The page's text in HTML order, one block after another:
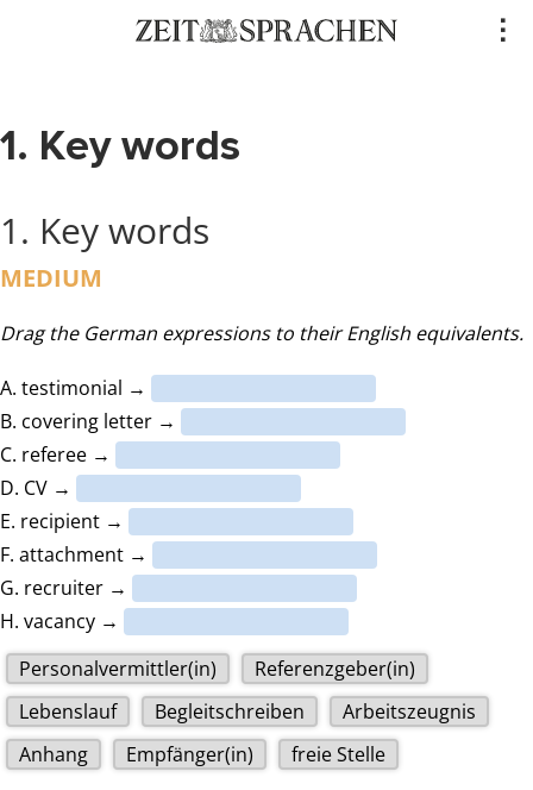
1. Key words
1. Key words
MEDIUM